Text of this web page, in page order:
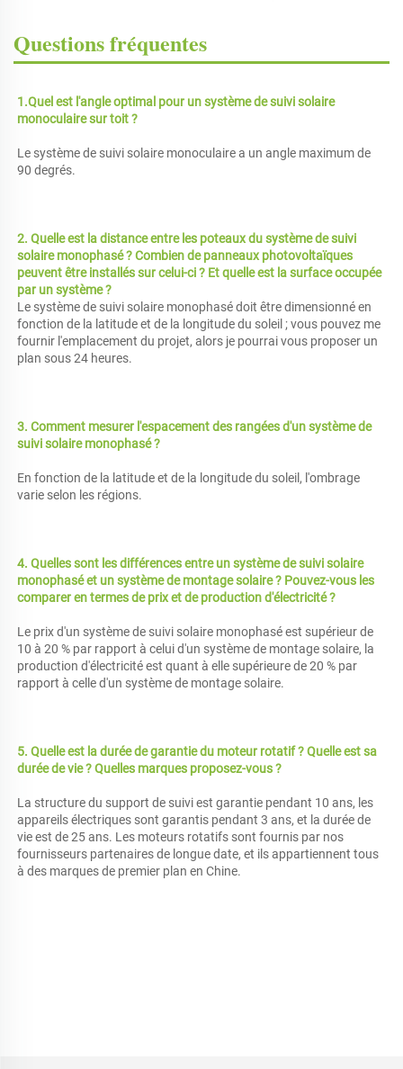
Questions fréquentes
1.Quel est l'angle optimal pour un système de suivi solaire
monoculaire sur toit ?
90 degrés.
2. Quelle est la distance entre les poteaux du système de suivi
solaire monophasé ? Combien de panneaux photovoltaïques
peuvent être installés sur celui-ci ? Et quelle est la surface occupée
par un système ?
Le système de suivi solaire monophasé doit être dimensionné en
fonction de la latitude et de la longitude du soleil ; vous pouvez me
fournir l'emplacement du projet, alors je pourrai vous proposer un
plan sous 24 heures.
3. Comment mesurer l'espacement des rangées d'un système de
suivi solaire monophasé ?
En fonction de la latitude et de la longitude du soleil, l'ombrage
varie selon les régions.
4. Quelles sont les différences entre un système de suivi solaire
monophasé et un système de montage solaire ? Pouvez-vous les
comparer en termes de prix et de production d'électricité ?
Le prix d'un système de suivi solaire monophasé est supérieur de
10 à 20 % par rapport à celui d'un système de montage solaire, la
production d'électricité est quant à elle supérieure de 20 % par
rapport à celle d'un système de montage solaire.
5. Quelle est la durée de garantie du moteur rotatif ? Quelle est sa
durée de vie ? Quelles marques proposez-vous ?
La structure du support de suivi est garantie pendant 10 ans, les
appareils électriques sont garantis pendant 3 ans, et la durée de
vie est de 25 ans. Les moteurs rotatifs sont fournis par nos
fournisseurs partenaires de longue date, et ils appartiennent tous
à des marques de premier plan en Chine.